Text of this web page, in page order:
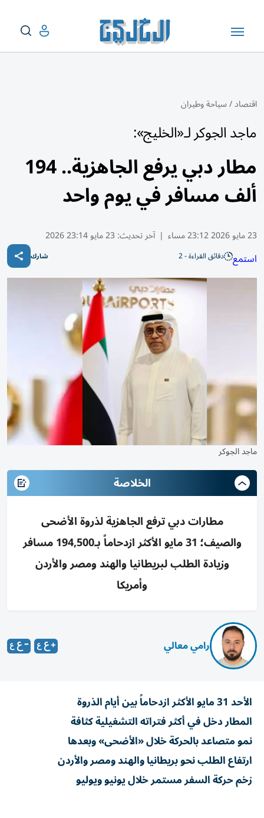
اقتصاد/سياحة وطيران
ماجد الجوكر لـ«الخليج»:
مطار دبي يرفع الجاهزية.. 194
ألف مسافر في يوم واحد
23 مايو 2026 23:12 مساء | آخر تحديث: 23 مايو 23:14 2026
استمع دقائق القراءة - 2 شارك
ماجد الجوكر
الخلاصة
مطارات دبي ترفع الجاهزية لذروة الأضحى
والصيف؛ 31 مايو الأكثر ازدحاماً بـ194,500 مسافر
وزيادة الطلب لبريطانيا والهند ومصر والأردن
وأمريكا
رامي معالي
الأحد 31 مايو الأكثر ازدحاماً بين أيام الذروة
المطار دخل في أكثر فتراته التشغيلية كثافة
نمو متصاعد بالحركة خلال «الأضحى» وبعدها
ارتفاع الطلب نحو بريطانيا والهند ومصر والأردن
زخم حركة السفر مستمر خلال يونيو ويوليو